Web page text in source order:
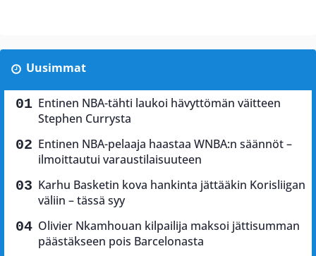
Uusimmat
Entinen NBA-tähti laukoi hävyttömän väitteen
Stephen Currysta
Entinen NBA-pelaaja haastaa WNBA:n säännöt –
ilmoittautui varaustilaisuuteen
Karhu Basketin kova hankinta jättääkin Korisliigan
väliin – tässä syy
Olivier Nkamhouan kilpailija maksoi jättisumman
päästäkseen pois Barcelonasta